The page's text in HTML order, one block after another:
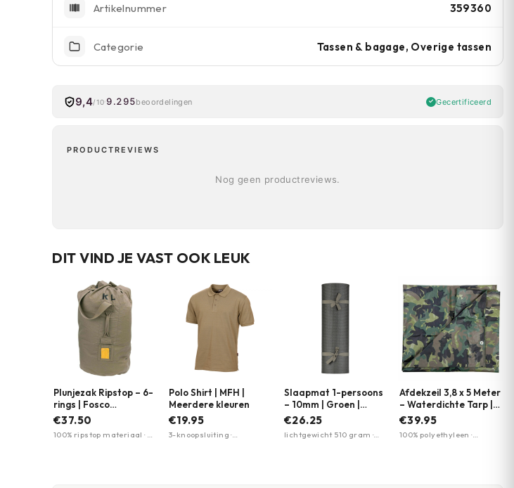
Artikelnummer 359360
Categorie Tassen & bagage, Overige tassen
9,4/10 9.295beoordelingen Gecertificeerd
PRODUCTREVIEWS
Nog geen productreviews.
DIT VIND JE VAST OOK LEUK
Plunjezak Ripstop – 6-
rings | Fosco
Industries | Meerdere
€37.50
100% ripstop materiaal · 6
Polo Shirt | MFH |
Meerdere kleuren
€19.95
3-knoopsluiting ·
Slaapmat 1-persoons
– 10mm | Groen |
Fosco Industries
€26.25
lichtgewicht 510 gram ·
Afdekzeil 3,8 x 5 Meter
– Waterdichte Tarp |
Fosco Industries |
€39.95
100% polyethyleen ·